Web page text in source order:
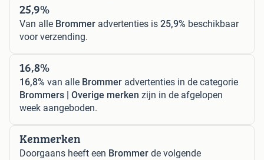
25,9%
Van alle Brommer advertenties is 25,9% beschikbaar
voor verzending.
16,8%
16,8% van alle Brommer advertenties in de categorie
Brommers | Overige merken zijn in de afgelopen
week aangeboden.
Kenmerken
Doorgaans heeft een Brommer de volgende